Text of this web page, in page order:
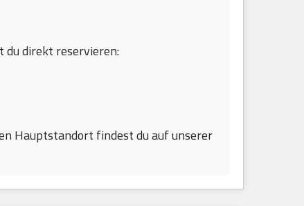
du direkt reservieren:
Hauptstandort findest du auf unserer